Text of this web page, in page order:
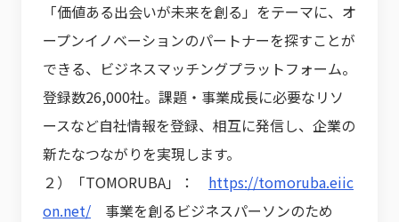
「価値ある出会いが未来を創る」をテーマに、オ
ープンイノベーションのパートナーを探すことが
できる、ビジネスマッチングプラットフォーム。
登録数26,000社。課題・事業成長に必要なリソ
ースなど自社情報を登録、相互に発信し、企業の
新たなつながりを実現します。
２）「TOMORUBA」： https://tomoruba.eiic
on.net/ 事業を創るビジネスパーソンのため